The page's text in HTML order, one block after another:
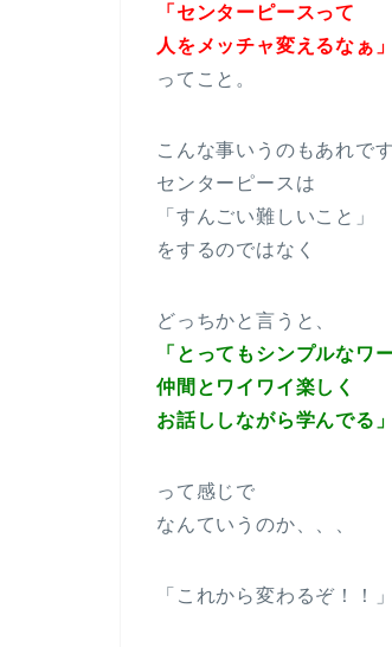
「センターピースって
人をメッチャ変えるなぁ」
ってこと。
こんな事いうのもあれで
センターピースは
「すんごい難しいこと」
をするのではなく
どっちかと言うと、
「とってもシンプルなワ
仲間とワイワイ楽しく
お話ししながら学んでる」
って感じで
なんていうのか、、、
「これから変わるぞ！！」